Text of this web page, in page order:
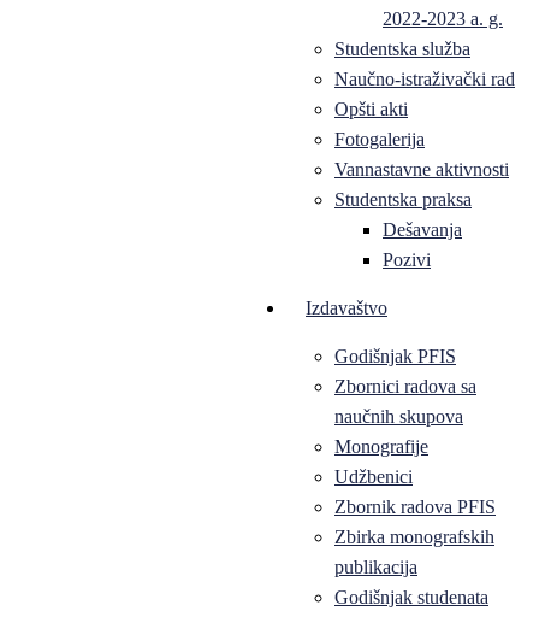
2022-2023 a. g.
Studentska služba
Naučno-istraživački rad
Opšti akti
Fotogalerija
Vannastavne aktivnosti
Studentska praksa
Dešavanja
Pozivi
Izdavaštvo
Godišnjak PFIS
Zbornici radova sa
naučnih skupova
Monografije
Udžbenici
Zbornik radova PFIS
Zbirka monografskih
publikacija
Godišnjak studenata